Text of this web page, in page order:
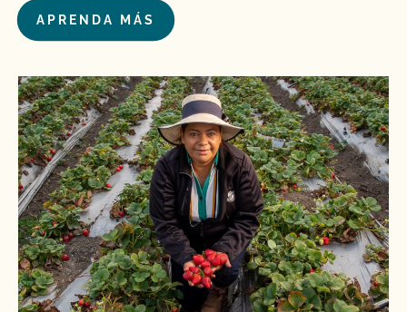
APRENDA MÁS